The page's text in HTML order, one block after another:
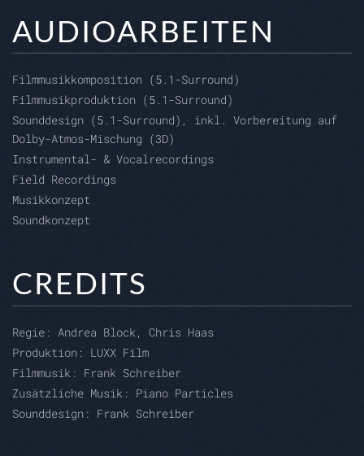
AUDIOARBEITEN
Filmmusikkomposition (5.1-Surround)
Filmmusikproduktion (5.1-Surround)
Sounddesign (5.1-Surround), inkl. Vorbereitung auf
Dolby-Atmos-Mischung (3D)
Instrumental- & Vocalrecordings
Field Recordings
Musikkonzept
Soundkonzept
CREDITS
Regie: Andrea Block, Chris Haas
Produktion: LUXX Film
Filmmusik: Frank Schreiber
Zusätzliche Musik: Piano Particles
Sounddesign: Frank Schreiber